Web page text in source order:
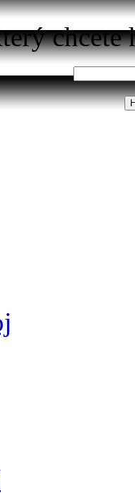
chcete